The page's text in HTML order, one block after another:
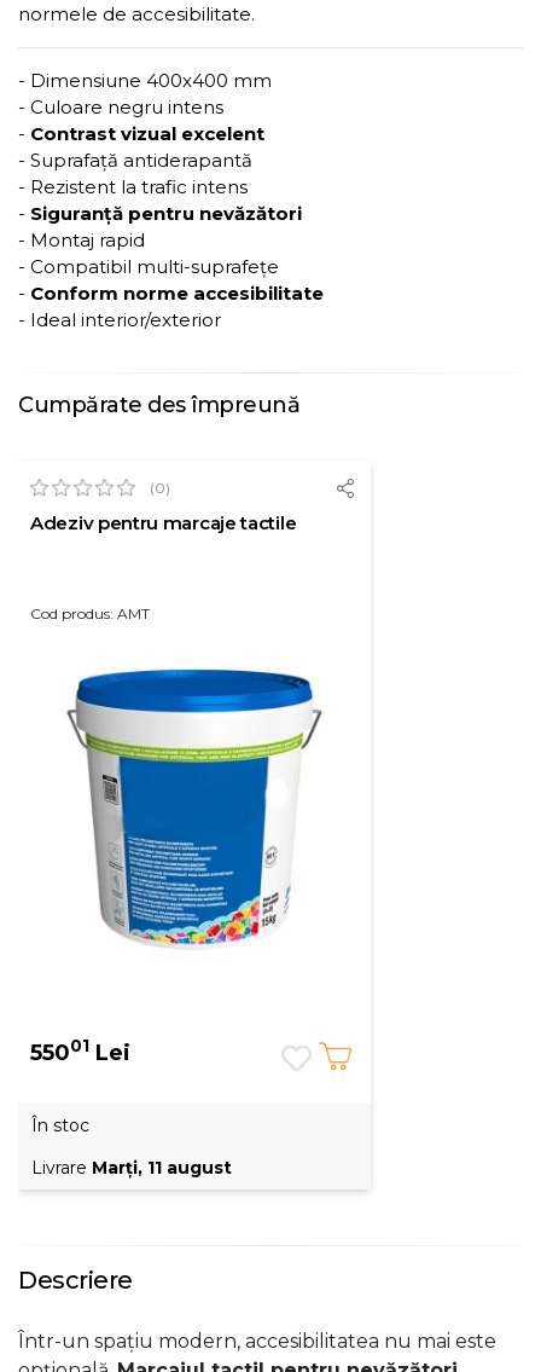
normele de accesibilitate.
- Dimensiune 400x400 mm
- Culoare negru intens
- Contrast vizual excelent
- Suprafață antiderapantă
- Rezistent la trafic intens
- Siguranță pentru nevăzători
- Montaj rapid
- Compatibil multi-suprafețe
- Conform norme accesibilitate
- Ideal interior/exterior
Cumpărate des împreună
(0)
Adeziv pentru marcaje tactile
Cod produs: AMT
55001 Lei
În stoc
Livrare Marţi, 11 august
Descriere
Într-un spațiu modern, accesibilitatea nu mai este